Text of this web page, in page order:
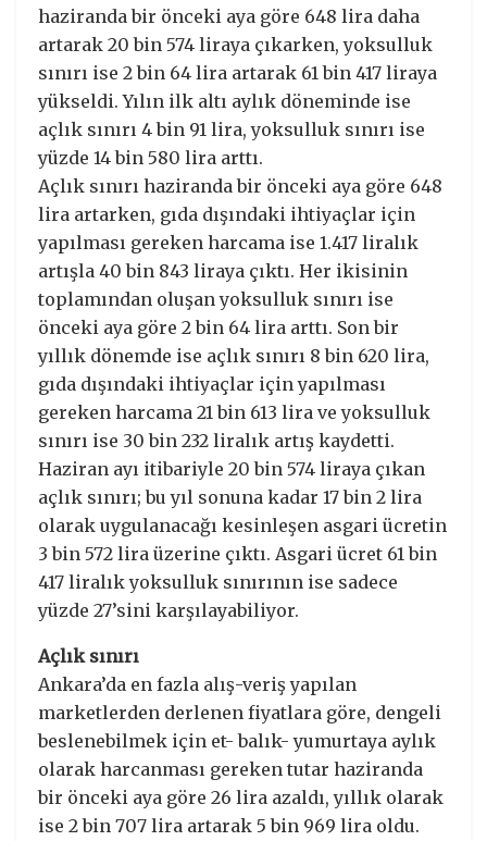
haziranda bir önceki aya göre 648 lira daha
artarak 20 bin 574 liraya çıkarken, yoksulluk
sınırı ise 2 bin 64 lira artarak 61 bin 417 liraya
yükseldi. Yılın ilk altı aylık döneminde ise
açlık sınırı 4 bin 91 lira, yoksulluk sınırı ise
yüzde 14 bin 580 lira arttı.
Açlık sınırı haziranda bir önceki aya göre 648
lira artarken, gıda dışındaki ihtiyaçlar için
yapılması gereken harcama ise 1.417 liralık
artışla 40 bin 843 liraya çıktı. Her ikisinin
toplamından oluşan yoksulluk sınırı ise
önceki aya göre 2 bin 64 lira arttı. Son bir
yıllık dönemde ise açlık sınırı 8 bin 620 lira,
gıda dışındaki ihtiyaçlar için yapılması
gereken harcama 21 bin 613 lira ve yoksulluk
sınırı ise 30 bin 232 liralık artış kaydetti.
Haziran ayı itibariyle 20 bin 574 liraya çıkan
açlık sınırı; bu yıl sonuna kadar 17 bin 2 lira
olarak uygulanacağı kesinleşen asgari ücretin
3 bin 572 lira üzerine çıktı. Asgari ücret 61 bin
417 liralık yoksulluk sınırının ise sadece
yüzde 27’sini karşılayabiliyor.
Açlık sınırı
Ankara’da en fazla alış-veriş yapılan
marketlerden derlenen fiyatlara göre, dengeli
beslenebilmek için et- balık- yumurtaya aylık
olarak harcanması gereken tutar haziranda
bir önceki aya göre 26 lira azaldı, yıllık olarak
ise 2 bin 707 lira artarak 5 bin 969 lira oldu.